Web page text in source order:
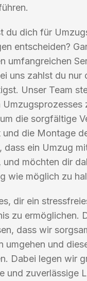
du dich für
entscheiden?
umfangreichen
uns zahlst du nur
Unser Team
Umzugsprozesses
die sorgfältige
und die Montage
dass ein Umzug
und möchten dir
wie möglich zu
dir ein
zu ermöglichen.
dass wir
umgehen und
Dabei legen wir
und zuverlässige